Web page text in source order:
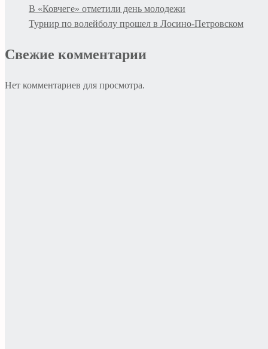
В «Ковчеге» отметили день молодежи
Турнир по волейболу прошел в Лосино-Петровском
Свежие комментарии
Нет комментариев для просмотра.